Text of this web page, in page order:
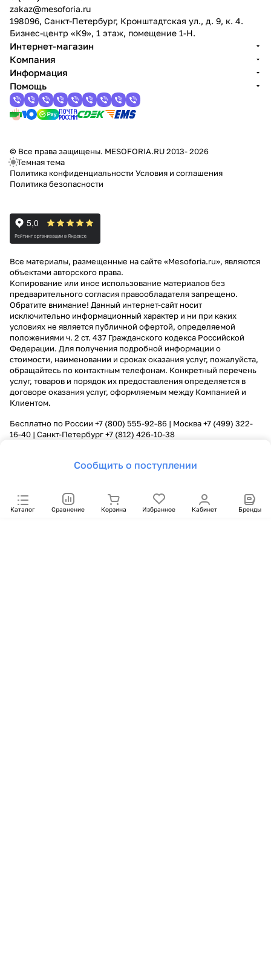
Сообщить о поступлении
Каталог Сравнение Корзина Избранное Кабинет Бренды
zakaz@mesoforia.ru
198096, Санкт-Петербург, Кронштадтская ул., д. 9, к. 4.
Бизнес-центр «К9», 1 этаж, помещение 1-Н.
Интернет-магазин
Компания
Информация
Помощь
© Все права защищены. MESOFORIA.RU 2013- 2026
Темная тема
Политика конфиденциальности Условия и соглашения
Политика безопасности
Все материалы, размещенные на сайте «Mesoforia.ru», являются
объектами авторского права.
Копирование или иное использование материалов без
предварительного согласия правообладателя запрещено.
Обратите внимание! Данный интернет-сайт носит
исключительно информационный характер и ни при каких
условиях не является публичной офертой, определяемой
положениями ч. 2 ст. 437 Гражданского кодекса Российской
Федерации. Для получения подробной информации о
стоимости, наименовании и сроках оказания услуг, пожалуйста,
обращайтесь по контактным телефонам. Конкретный перечень
услуг, товаров и порядок их предоставления определяется в
договоре оказания услуг, оформляемым между Компанией и
Клиентом.
Бесплатно по России +7 (800) 555-92-86 | Москва+7 (499) 322-
16-40 | Санкт-Петербург+7 (812) 426-10-38